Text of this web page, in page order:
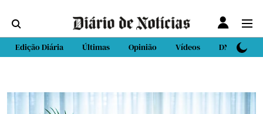
Edição Diária Últimas Opinião Vídeos DN Sport